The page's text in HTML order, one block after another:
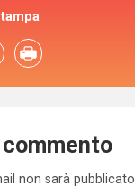
non sarà pubblicato.